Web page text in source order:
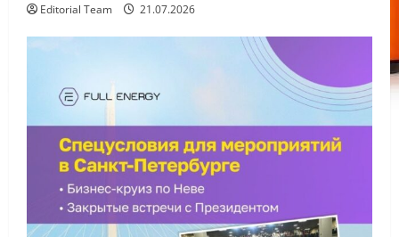
Editorial Team 21.07.2026